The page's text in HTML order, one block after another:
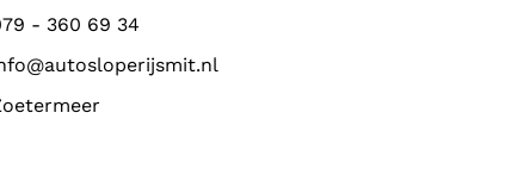
- 360 69 34